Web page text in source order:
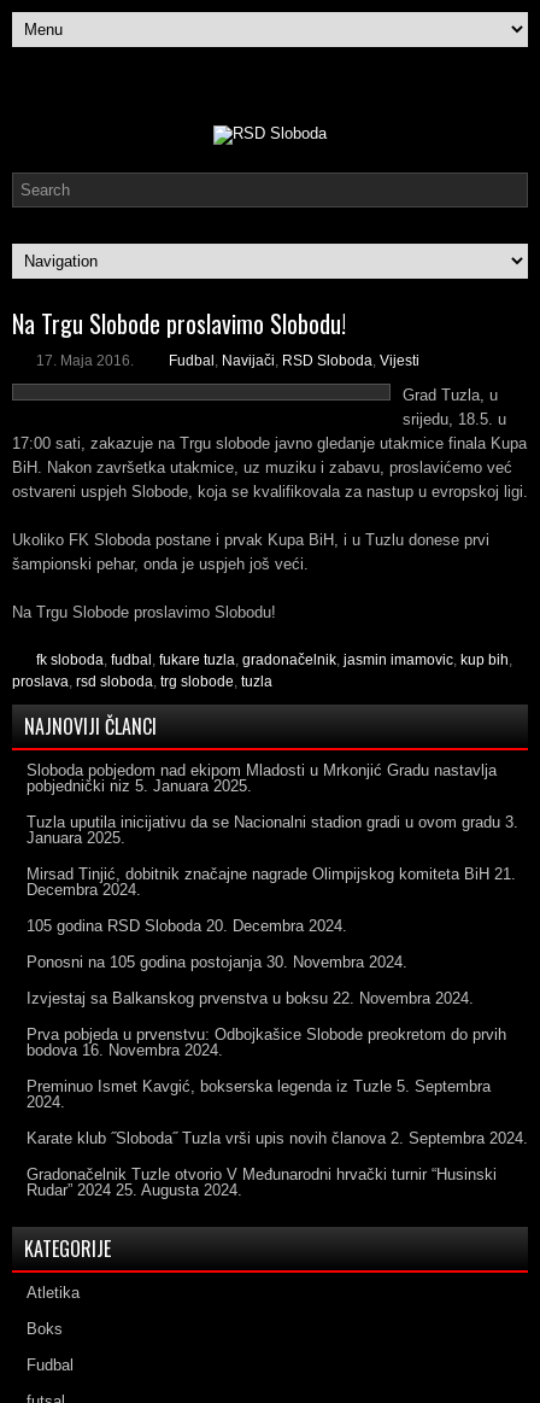
Na Trgu Slobode proslavimo Slobodu!
17. Maja 2016. Fudbal , Navijači, RSD Sloboda, Vijesti
Grad Tuzla, u
srijedu, 18.5. u
17:00 sati, zakazuje na Trgu slobode javno gledanje utakmice finala Kupa
BiH. Nakon završetka utakmice, uz muziku i zabavu, proslavićemo već
ostvareni uspjeh Slobode, koja se kvalifikovala za nastup u evropskoj ligi.
Ukoliko FK Sloboda postane i prvak Kupa BiH, i u Tuzlu donese prvi
šampionski pehar, onda je uspjeh još veći.
Na Trgu Slobode proslavimo Slobodu!
fk sloboda, fudbal , fukare tuzla, gradonačelnik, jasmin imamovic, kup bih,
proslava, rsd sloboda, trg slobode, tuzla
NAJNOVIJI ČLANCI
Sloboda pobjedom nad ekipom Mladosti u Mrkonjić Gradu nastavlja
pobjednički niz 5. Januara 2025.
Tuzla uputila inicijativu da se Nacionalni stadion gradi u ovom gradu 3.
Januara 2025.
Mirsad Tinjić, dobitnik značajne nagrade Olimpijskog komiteta BiH 21.
Decembra 2024.
105 godina RSD Sloboda 20. Decembra 2024.
Ponosni na 105 godina postojanja 30. Novembra 2024.
Izvjestaj sa Balkanskog prvenstva u boksu 22. Novembra 2024.
Prva pobjeda u prvenstvu: Odbojkašice Slobode preokretom do prvih
bodova 16. Novembra 2024.
Preminuo Ismet Kavgić, bokserska legenda iz Tuzle 5. Septembra
2024.
Karate klub ˝Sloboda˝ Tuzla vrši upis novih članova 2. Septembra 2024.
Gradonačelnik Tuzle otvorio V Međunarodni hrvački turnir “Husinski
Rudar” 2024 25. Augusta 2024.
KATEGORIJE
Atletika
Boks
Fudbal